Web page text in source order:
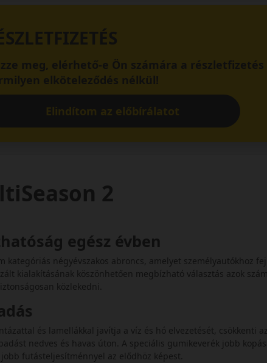
meg, elérhető-e Ön számára a részletfizetés
elköteleződés nélkül!
Elindítom az előbírálatot
2
egész évben
kategóriás négyévszakos abroncs, amelyet személyautókhoz
kialakításának köszönhetően megbízható választás azok
közlekedni.
és lamellákkal javítja a víz és hó elvezetését, csökkenti
nedves és havas úton. A speciális gumikeverék jobb
futásteljesítménnyel az elődhöz képest.